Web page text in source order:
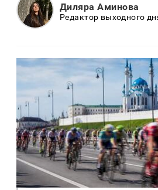
Диляра Аминова
Редактор выходного